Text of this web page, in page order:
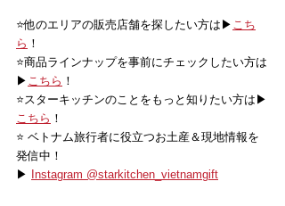
⭐️他のエリアの販売店舗を探したい方は▶ こち
ら ！
⭐️商品ラインナップを事前にチェックしたい方は
▶ こちら ！
⭐️スターキッチンのことをもっと知りたい方は▶
こちら ！
⭐️ ベトナム旅行者に役立つお土産＆現地情報を
発信中！
▶
Instagram @starkitchen_vietnamgift